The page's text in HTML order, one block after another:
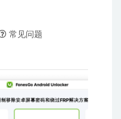
常见问题